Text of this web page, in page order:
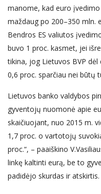
manome, kad euro
maždaug po 200–350 mln.
Bendros ES valiutos
buvo 1 proc. kasmet, jei
tikina, jog Lietuvos BVP
0,6 proc. sparčiau nei būtų
Lietuvos banko valdybos
gyventojų nuomonė apie
skaičiuojant, nuo 2015 m.
1,7 proc. o vartotojų
proc.“, – paaiškino
linkę kaltinti eurą, be to
padidėjo skurdas ir atskirtis.